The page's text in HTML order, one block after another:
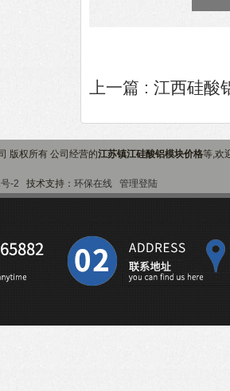
上一篇 : 江西硅酸
版权所有 公司经营的江苏镇江硅酸铝模块价格等,欢
-2 技术支持： 环保在线 管理登陆